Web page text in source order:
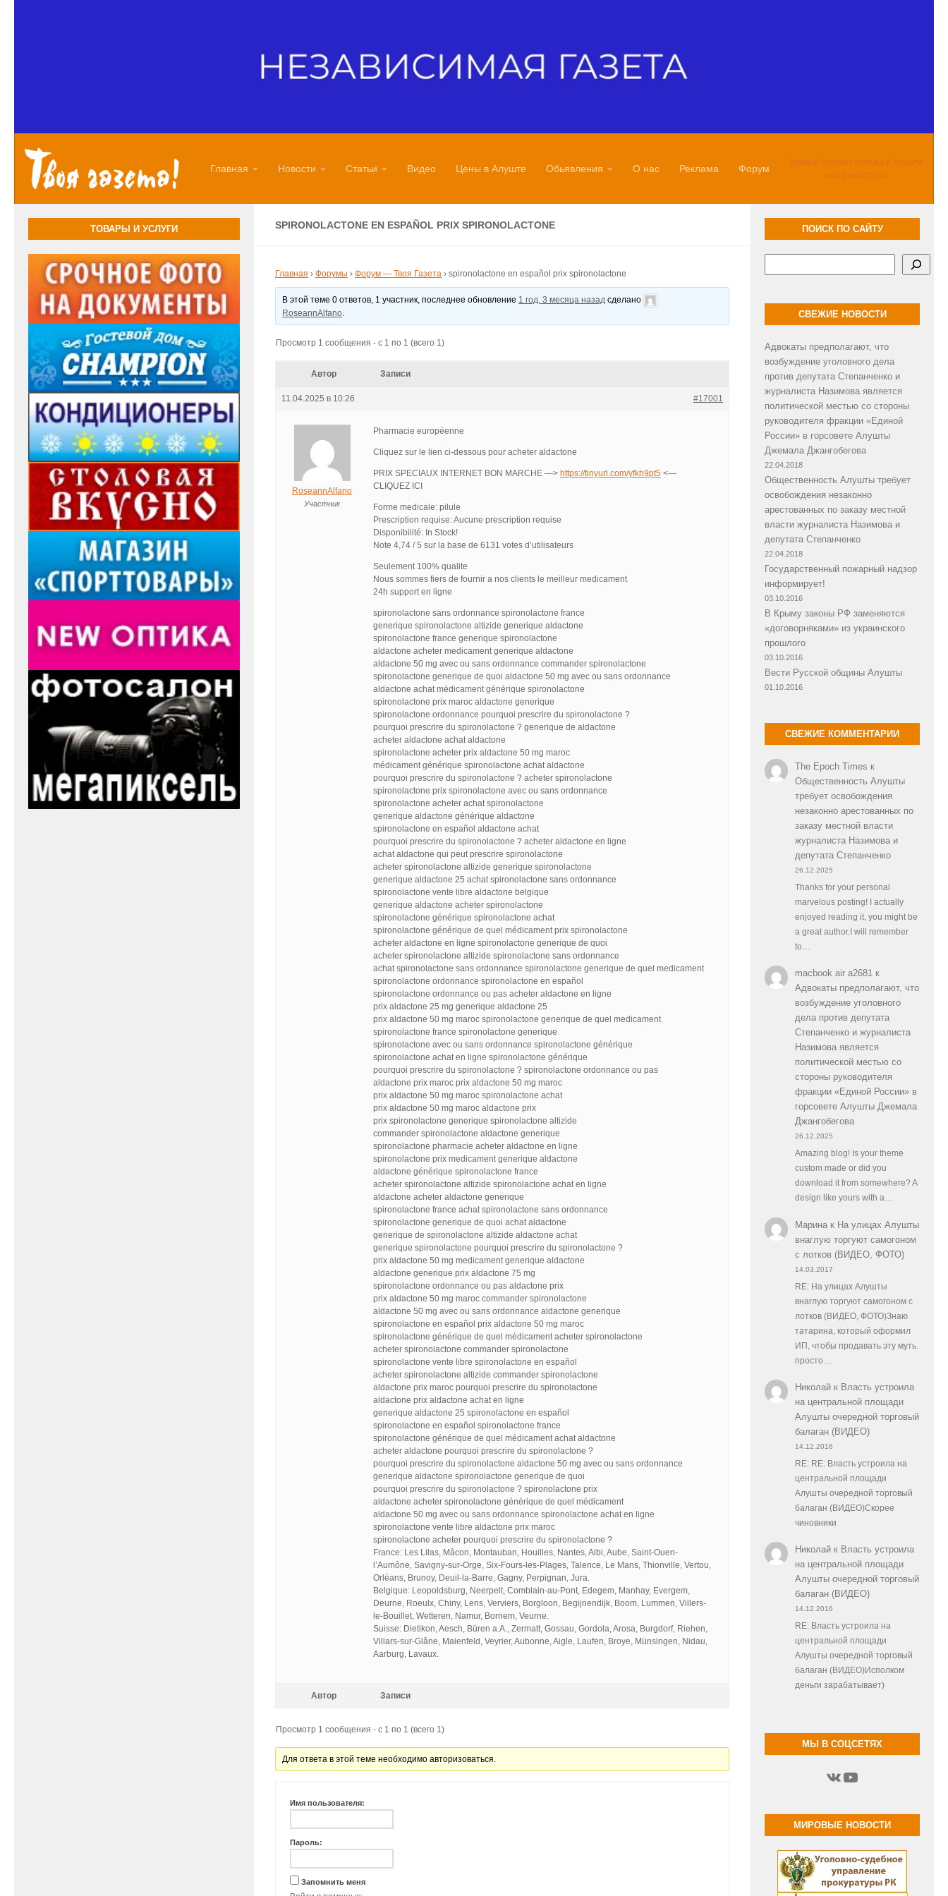
Главная Новости Статьи Видео Цены в Алуште Обьявления О нас Реклама Форум
Точный прогноз погоды в Алуште
world-weather.ru
SPIRONOLACTONE EN ESPAÑOL PRIX SPIRONOLACTONE
Главная › Форумы › Форум — Твоя Газета › spironolactone en español prix spironolactone
В этой теме 0 ответов, 1 участник, последнее обновление 1 год, 3 месяца назад сделано
RoseannAlfano.
Просмотр 1 сообщения - с 1 по 1 (всего 1)
Автор Записи
11.04.2025 в 10:26 #17001
RoseannAlfano
Участник
Pharmacie européenne
Cliquez sur le lien ci-dessous pour acheter aldactone
PRIX SPECIAUX INTERNET BON MARCHE —> https://tinyurl.com/yfkh9pt5 <—
CLIQUEZ ICI
Forme medicale: pilule
Prescription requise: Aucune prescription requise
Disponibilité: In Stock!
Note 4,74 / 5 sur la base de 6131 votes d’utilisateurs
Seulement 100% qualite
Nous sommes fiers de fournir a nos clients le meilleur medicament
24h support en ligne
spironolactone sans ordonnance spironolactone france
generique spironolactone altizide generique aldactone
spironolactone france generique spironolactone
aldactone acheter medicament generique aldactone
aldactone 50 mg avec ou sans ordonnance commander spironolactone
spironolactone generique de quoi aldactone 50 mg avec ou sans ordonnance
aldactone achat médicament générique spironolactone
spironolactone prix maroc aldactone generique
spironolactone ordonnance pourquoi prescrire du spironolactone ?
pourquoi prescrire du spironolactone ? generique de aldactone
acheter aldactone achat aldactone
spironolactone acheter prix aldactone 50 mg maroc
médicament générique spironolactone achat aldactone
pourquoi prescrire du spironolactone ? acheter spironolactone
spironolactone prix spironolactone avec ou sans ordonnance
spironolactone acheter achat spironolactone
generique aldactone générique aldactone
spironolactone en español aldactone achat
pourquoi prescrire du spironolactone ? acheter aldactone en ligne
achat aldactone qui peut prescrire spironolactone
acheter spironolactone altizide generique spironolactone
generique aldactone 25 achat spironolactone sans ordonnance
spironolactone vente libre aldactone belgique
generique aldactone acheter spironolactone
spironolactone générique spironolactone achat
spironolactone générique de quel médicament prix spironolactone
acheter aldactone en ligne spironolactone generique de quoi
acheter spironolactone altizide spironolactone sans ordonnance
achat spironolactone sans ordonnance spironolactone generique de quel medicament
spironolactone ordonnance spironolactone en español
spironolactone ordonnance ou pas acheter aldactone en ligne
prix aldactone 25 mg generique aldactone 25
prix aldactone 50 mg maroc spironolactone generique de quel medicament
spironolactone france spironolactone generique
spironolactone avec ou sans ordonnance spironolactone générique
spironolactone achat en ligne spironolactone générique
pourquoi prescrire du spironolactone ? spironolactone ordonnance ou pas
aldactone prix maroc prix aldactone 50 mg maroc
prix aldactone 50 mg maroc spironolactone achat
prix aldactone 50 mg maroc aldactone prix
prix spironolactone generique spironolactone altizide
commander spironolactone aldactone generique
spironolactone pharmacie acheter aldactone en ligne
spironolactone prix medicament generique aldactone
aldactone générique spironolactone france
acheter spironolactone altizide spironolactone achat en ligne
aldactone acheter aldactone generique
spironolactone france achat spironolactone sans ordonnance
spironolactone generique de quoi achat aldactone
generique de spironolactone altizide aldactone achat
generique spironolactone pourquoi prescrire du spironolactone ?
prix aldactone 50 mg medicament generique aldactone
aldactone generique prix aldactone 75 mg
spironolactone ordonnance ou pas aldactone prix
prix aldactone 50 mg maroc commander spironolactone
aldactone 50 mg avec ou sans ordonnance aldactone generique
spironolactone en español prix aldactone 50 mg maroc
spironolactone générique de quel médicament acheter spironolactone
acheter spironolactone commander spironolactone
spironolactone vente libre spironolactone en español
acheter spironolactone altizide commander spironolactone
aldactone prix maroc pourquoi prescrire du spironolactone
aldactone prix aldactone achat en ligne
generique aldactone 25 spironolactone en español
spironolactone en español spironolactone france
spironolactone générique de quel médicament achat aldactone
acheter aldactone pourquoi prescrire du spironolactone ?
pourquoi prescrire du spironolactone aldactone 50 mg avec ou sans ordonnance
generique aldactone spironolactone generique de quoi
pourquoi prescrire du spironolactone ? spironolactone prix
aldactone acheter spironolactone générique de quel médicament
aldactone 50 mg avec ou sans ordonnance spironolactone achat en ligne
spironolactone vente libre aldactone prix maroc
spironolactone acheter pourquoi prescrire du spironolactone ?
France: Les Lilas, Mâcon, Montauban, Houilles, Nantes, Albi, Aube, Saint-Ouen-
l’Aumône, Savigny-sur-Orge, Six-Fours-les-Plages, Talence, Le Mans, Thionville, Vertou,
Orléans, Brunoy, Deuil-la-Barre, Gagny, Perpignan, Jura.
Belgique: Leopoldsburg, Neerpelt, Comblain-au-Pont, Edegem, Manhay, Evergem,
Deurne, Roeulx, Chiny, Lens, Verviers, Borgloon, Begijnendijk, Boom, Lummen, Villers-
le-Bouillet, Wetteren, Namur, Bornem, Veurne.
Suisse: Dietikon, Aesch, Büren a.A., Zermatt, Gossau, Gordola, Arosa, Burgdorf, Riehen,
Villars-sur-Glâne, Maienfeld, Veyrier, Aubonne, Aigle, Laufen, Broye, Münsingen, Nidau,
Aarburg, Lavaux.
Автор Записи
Просмотр 1 сообщения - с 1 по 1 (всего 1)
Для ответа в этой теме необходимо авторизоваться.
Имя пользователя:
Пароль:
Запомнить меня
ТОВАРЫ И УСЛУГИ ПОИСК ПО САЙТУ
СВЕЖИЕ НОВОСТИ
Адвокаты предполагают, что
возбуждение уголовного дела
против депутата Степанченко и
журналиста Назимова является
политической местью со стороны
руководителя фракции «Единой
России» в горсовете Алушты
Джемала Джангобегова
22.04.2018
Общественность Алушты требует
освобождения незаконно
арестованных по заказу местной
власти журналиста Назимова и
депутата Степанченко
22.04.2018
Государственный пожарный надзор
информирует!
03.10.2016
В Крыму законы РФ заменяются
«договорняками» из украинского
прошлого
03.10.2016
Вести Русской общины Алушты
01.10.2016
СВЕЖИЕ КОММЕНТАРИИ
The Epoch Times к
Общественность Алушты
требует освобождения
незаконно арестованных по
заказу местной власти
журналиста Назимова и
депутата Степанченко
26.12.2025
Thanks for your personal
marvelous posting! I actually
enjoyed reading it, you might be
a great author.I will remember
to…
macbook air a2681к
Адвокаты предполагают, что
возбуждение уголовного
дела против депутата
Степанченко и журналиста
Назимова является
политической местью со
стороны руководителя
фракции «Единой России» в
горсовете Алушты Джемала
Джангобегова
26.12.2025
Amazing blog! Is your theme
custom made or did you
download it from somewhere? A
design like yours with a…
Маринак На улицах Алушты
внаглую торгуют самогоном
с лотков (ВИДЕО, ФОТО)
14.03.2017
RE: На улицах Алушты
внаглую торгуют самогоном с
лотков (ВИДЕО, ФОТО)Знаю
татарина, который оформил
ИП, чтобы продавать эту муть.
просто…
Николайк Власть устроила
на центральной площади
Алушты очередной торговый
балаган (ВИДЕО)
14.12.2016
RE: RE: Власть устроила на
центральной площади
Алушты очередной торговый
балаган (ВИДЕО)Скорее
чиновники
Николайк Власть устроила
на центральной площади
Алушты очередной торговый
балаган (ВИДЕО)
14.12.2016
RE: Власть устроила на
центральной площади
Алушты очередной торговый
балаган (ВИДЕО)Исполком
деньги зарабатывает)
МЫ В СОЦСЕТЯХ
ВКонтакте
YouTube
МИРОВЫЕ НОВОСТИ